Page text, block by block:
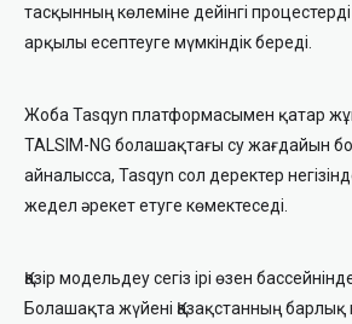
тасқынның көлеміне дейінгі
арқылы есептеуге мүмкіндік береді.
Жоба Tasqyn платформасымен қатар
TALSIM-NG болашақтағы су жағдайын
айналысса, Tasqyn сол деректер
жедел әрекет етуге көмектеседі.
Қазір модельдеу сегіз ірі өзен
Болашақта жүйені Қазақстанның барлық